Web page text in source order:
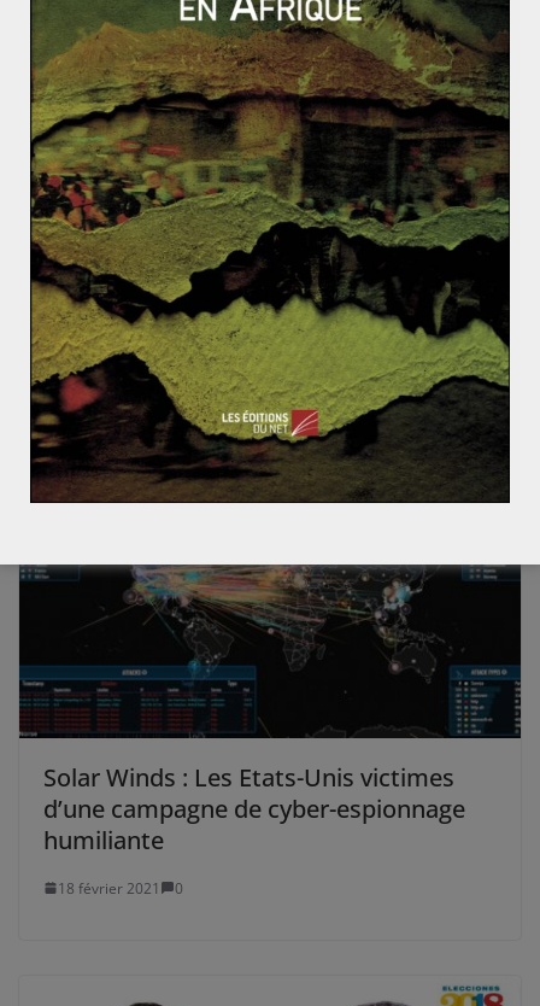
frontière poreuse avec la Colombie. Malgré la gravité
de cette crise économique, une inflation de plus de
100% par exemple, le gouvernement vénézuélien se
refuse à prendre des mesures de réduction des
dépenses puisque le 6 décembre sont prévues les
élections législatives où l’opposition est favorite. La
situation économique du Venezuela ne semble pas
aller mieux si l’on en croit la prédiction du FMI qui
estime une baisse de 7% de PIB cette année.
L’été noir de la Chine
Crise des réfugiés : le nouveau défi de Merkel
Solar Winds : Les Etats-Unis victimes
d’une campagne de cyber-espionnage
humiliante
18 février 2021 0